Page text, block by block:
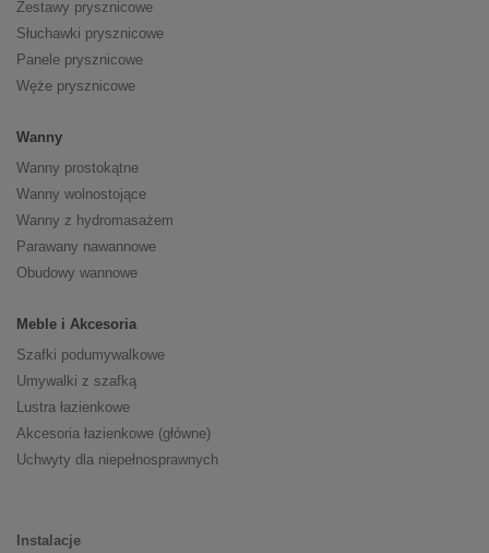
Zestawy prysznicowe
Słuchawki prysznicowe
Panele prysznicowe
Węże prysznicowe
Wanny
Wanny prostokątne
Wanny wolnostojące
Wanny z hydromasażem
Parawany nawannowe
Obudowy wannowe
Meble i Akcesoria
Szafki podumywalkowe
Umywalki z szafką
Lustra łazienkowe
Akcesoria łazienkowe (główne)
Uchwyty dla niepełnosprawnych
Instalacje